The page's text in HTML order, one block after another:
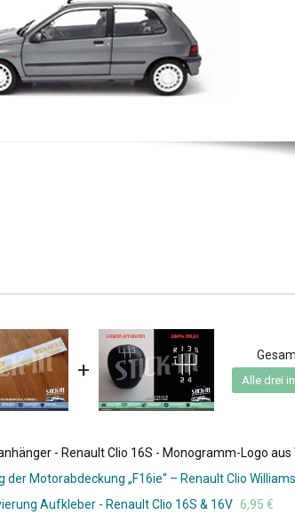
+ Alle drei
- Renault Clio 16S - Monogramm-Logo aus
Motorabdeckung „F16ie“ – Renault Clio
Aufkleber - Renault Clio 16S & 16V 6,95 €